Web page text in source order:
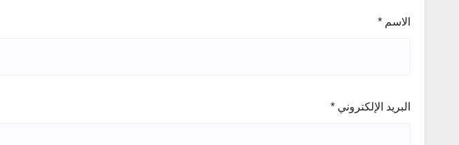
الاسم *
البريد الإلكتروني *